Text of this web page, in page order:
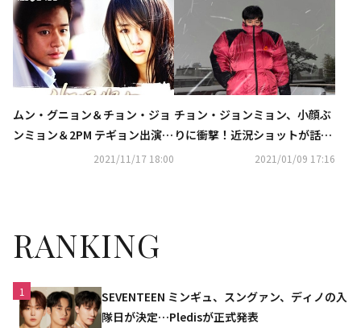
P試写会に出席
ムン・グニョン＆チョン・ジョ
ンミョン＆2PM テギョン出演、
ドラマ「シンデレラのお姉さ
2021/11/17 18:00
チョン・ジョンミョン、小顔ぶ
りに衝撃！近況ショットが話題
に…「肩幅もすごい」と驚きの
2021/01/09 17:16
RANKING
1
SEVENTEEN ミンギュ、スングァン、ディノの入
隊日が決定…Pledisが正式発表